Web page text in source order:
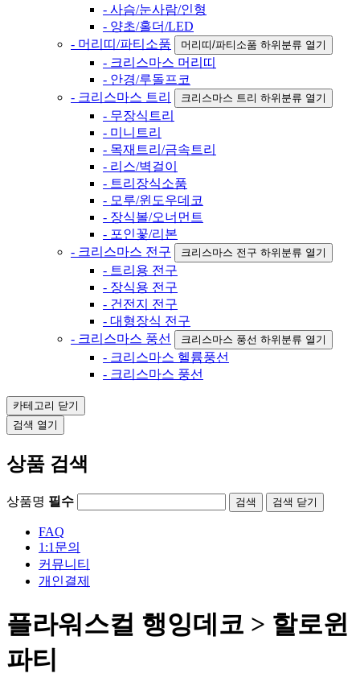
- 사슴/눈사람/인형
- 양초/홀더/LED
- 머리띠/파티소품
머리띠/파티소품 하위분류 열기
- 크리스마스 머리띠
- 안경/루돌프코
- 크리스마스 트리
크리스마스 트리 하위분류 열기
- 무장식트리
- 미니트리
- 목재트리/금속트리
- 리스/벽걸이
- 트리장식소품
- 모루/윈도우데코
- 장식볼/오너먼트
- 포인꽃/리본
- 크리스마스 전구
크리스마스 전구 하위분류 열기
- 트리용 전구
- 장식용 전구
- 건전지 전구
- 대형장식 전구
- 크리스마스 풍선
크리스마스 풍선 하위분류 열기
- 크리스마스 헬륨풍선
- 크리스마스 풍선
카테고리 닫기
검색 열기
상품 검색
상품명 필수 검색 닫기
FAQ
1:1문의
커뮤니티
개인결제
플라워스컬 행잉데코 > 할로윈
파티